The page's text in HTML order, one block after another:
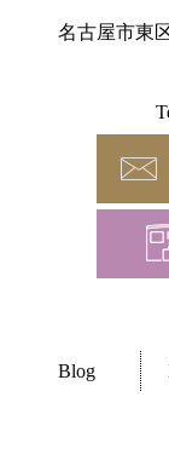
名古屋市東
Blog